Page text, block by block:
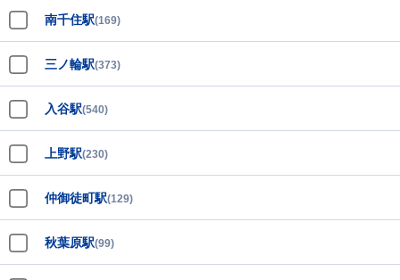
南千住駅(169)
三ノ輪駅(373)
入谷駅(540)
上野駅(230)
仲御徒町駅(129)
秋葉原駅(99)